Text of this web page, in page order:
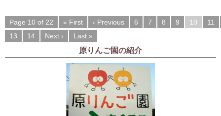
Page 10 of 22 « First ‹ Previous 6 7 8 9 10
11
13
14 Next › Last »
原りんご園の紹介